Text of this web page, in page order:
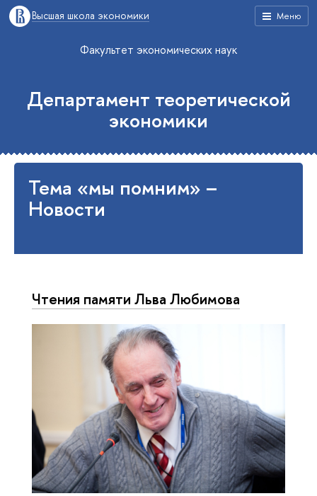
Меню
Высшая школа экономики
Факультет экономических наук
Департамент теоретической
экономики
Тема «мы помним» –
Новости
Чтения памяти Льва Любимова